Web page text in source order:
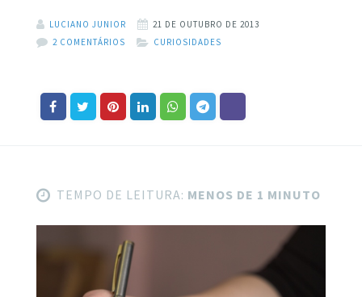
LUCIANO JUNIOR
21 DE OUTUBRO DE 2013
2 COMENTÁRIOS
CURIOSIDADES
TEMPO DE LEITURA: MENOS DE 1 MINUTO